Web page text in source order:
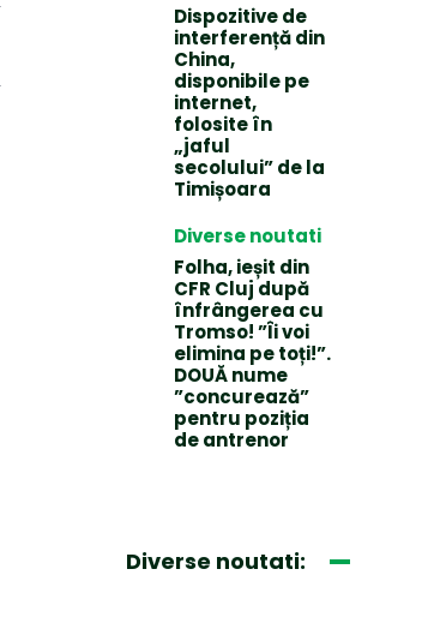
Dispozitive de
interferență din
China,
disponibile pe
internet,
folosite în
„jaful
secolului” de la
Timișoara
Diverse noutati
Folha, ieșit din
CFR Cluj după
înfrângerea cu
Tromso! ”Îi voi
elimina pe toți!”.
DOUĂ nume
”concurează”
pentru poziția
de antrenor
Diverse noutati: